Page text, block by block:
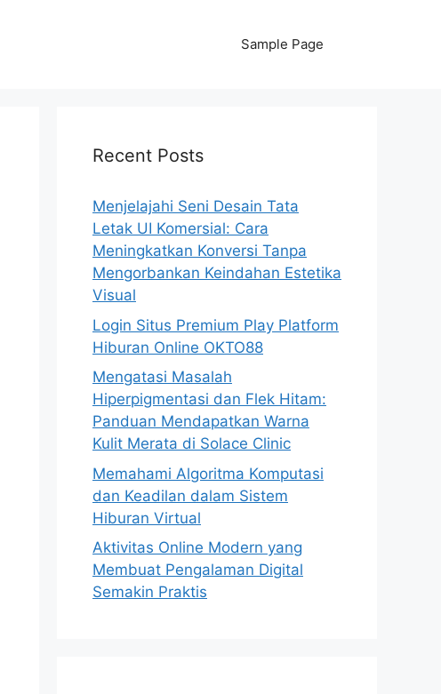
Sample Page
Recent Posts
Menjelajahi Seni Desain Tata
Letak UI Komersial: Cara
Meningkatkan Konversi Tanpa
Mengorbankan Keindahan Estetika
Visual
Login Situs Premium Play Platform
Hiburan Online OKTO88
Mengatasi Masalah
Hiperpigmentasi dan Flek Hitam:
Panduan Mendapatkan Warna
Kulit Merata di Solace Clinic
Memahami Algoritma Komputasi
dan Keadilan dalam Sistem
Hiburan Virtual
Aktivitas Online Modern yang
Membuat Pengalaman Digital
Semakin Praktis